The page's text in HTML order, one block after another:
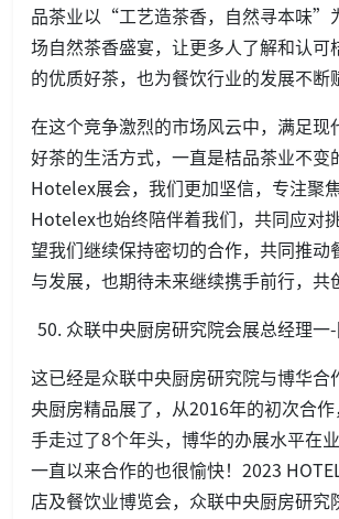
品茶业以“工艺造茶香，自然寻本味”
场自然茶香盛宴，让更多人了解和认可
的优质好茶，也为餐饮行业的发展不断
在这个竞争激烈的市场风云中，满足现
好茶的生活方式，一直是桔品茶业不变
Hotelex展会，我们更加坚信，专注聚
Hotelex也始终陪伴着我们，共同应对
望我们继续保持密切的合作，共同推动
与发展，也期待未来继续携手前行，共
众联中央厨房研究院会展总经理一
这已经是众联中央厨房研究院与博华合
央厨房精品展了，从2016年的初次合
手走过了8个年头，博华的办展水平在业
一直以来合作的也很愉快！2023
店及餐饮业博览会，众联中央厨房研究